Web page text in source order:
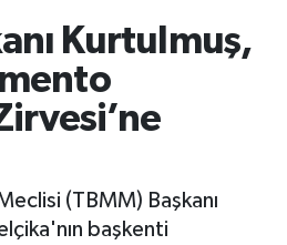
Kurtulmuş,
(TBMM) Başkanı
başkenti
ve Fikstür